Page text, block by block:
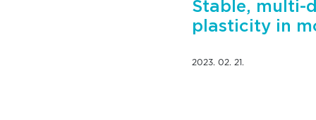
Stable, multi-
plasticity in
2023. 02. 21.